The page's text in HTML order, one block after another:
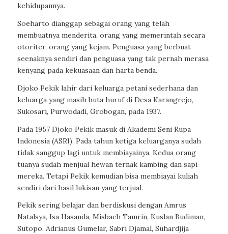
kehidupannya.
Soeharto dianggap sebagai orang yang telah
membuatnya menderita, orang yang memerintah secara
otoriter, orang yang kejam. Penguasa yang berbuat
seenaknya sendiri dan penguasa yang tak pernah merasa
kenyang pada kekuasaan dan harta benda.
Djoko Pekik lahir dari keluarga petani sederhana dan
keluarga yang masih buta huruf di Desa Karangrejo,
Sukosari, Purwodadi, Grobogan, pada 1937.
Pada 1957 Djoko Pekik masuk di Akademi Seni Rupa
Indonesia (ASRI). Pada tahun ketiga keluarganya sudah
tidak sanggup lagi untuk membiayainya. Kedua orang
tuanya sudah menjual hewan ternak kambing dan sapi
mereka. Tetapi Pekik kemudian bisa membiayai kuliah
sendiri dari hasil lukisan yang terjual.
Pekik sering belajar dan berdiskusi dengan Amrus
Natalsya, Isa Hasanda, Misbach Tamrin, Kuslan Budiman,
Sutopo, Adrianus Gumelar, Sabri Djamal, Suhardjija